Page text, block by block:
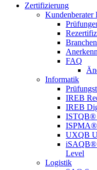
Zertifizierung
Kundenberater
FAQ
Informatik
IREB
IREB
ISTQB®
ISPMA®
UXQB
iSAQB®
Level
Logistik